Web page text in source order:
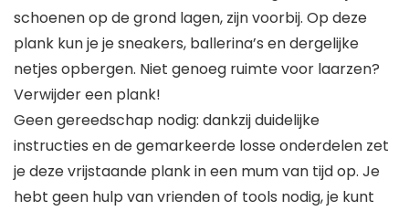
schoenen op de grond lagen, zijn voorbij. Op deze
plank kun je je sneakers, ballerina’s en dergelijke
netjes opbergen. Niet genoeg ruimte voor laarzen?
Verwijder een plank!
Geen gereedschap nodig: dankzij duidelijke
instructies en de gemarkeerde losse onderdelen zet
je deze vrijstaande plank in een mum van tijd op. Je
hebt geen hulp van vrienden of tools nodig, je kunt